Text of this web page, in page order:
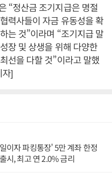
“정산금 조기지급은 명절
력사들이 자금 유동성을 확
는 것”이라며 “조기지급 말
장 및 상생을 위해 다양한
선을 다할 것”이라고 말했
]
이자 파킹통장' 5만 계좌 한정
시, 최고 연 2.0% 금리